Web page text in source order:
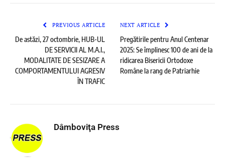
PREVIOUS ARTICLE
De astăzi, 27 octombrie, HUB-UL
DE SERVICII AL M.A.I.,
MODALITATE DE SESIZARE A
COMPORTAMENTULUI AGRESIV
ÎN TRAFIC
NEXT ARTICLE
Pregătirile pentru Anul Centenar
2025: Se împlinesc 100 de ani de la
ridicarea Bisericii Ortodoxe
Române la rang de Patriarhie
Dâmboviţa Press